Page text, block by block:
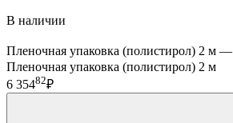
В наличии
Пленочная упаковка (полистирол) 2 м —
Пленочная упаковка (полистирол) 2 м
6 35482₽